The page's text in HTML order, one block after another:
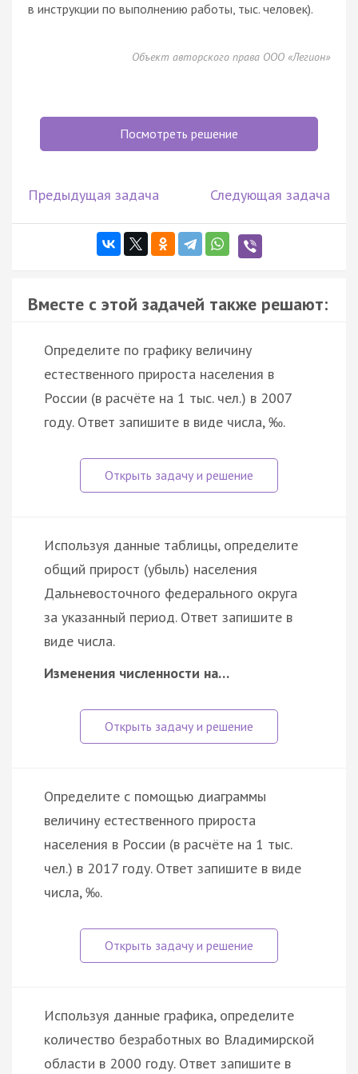
в инструкции по выполнению работы, тыс. человек).
Объект авторского права ООО «Легион»
Посмотреть решение
Предыдущая задача Следующая задача
Вместе с этой задачей также решают:
Определите по графику величину
естественного прироста населения в
России (в расчёте на 1 тыс. чел.) в 2007
году. Ответ запишите в виде числа, ‰.
Используя данные таблицы, определите
общий прирост (убыль) населения
Дальневосточного федерального округа
за указанный период. Ответ запишите в
виде числа.
Изменения численности на…
Определите с помощью диаграммы
величину естественного прироста
населения в России (в расчёте на 1 тыс.
чел.) в 2017 году. Ответ запишите в виде
числа, ‰.
Используя данные графика, определите
количество безработных во Владимирской
области в 2000 году. Ответ запишите в